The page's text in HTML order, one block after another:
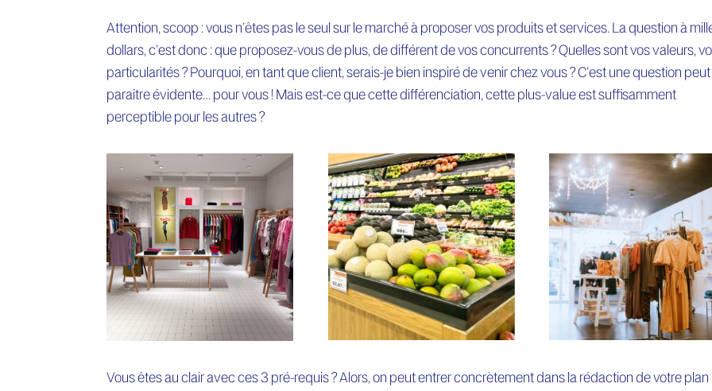
Attention, scoop : vous n’êtes pas le seul sur le marché à proposer vos produits et services. La question à
dollars, c’est donc : que proposez-vous de plus, de différent de vos concurrents ? Quelles sont vos valeurs,
particularités ? Pourquoi, en tant que client, serais-je bien inspiré de venir chez vous ? C’est une question peut
paraître évidente… pour vous ! Mais est-ce que cette différenciation, cette plus-value est suffisamment
perceptible pour les autres ?
Vous êtes au clair avec ces 3 pré-requis ? Alors, on peut entrer concrètement dans la rédaction de votre plan